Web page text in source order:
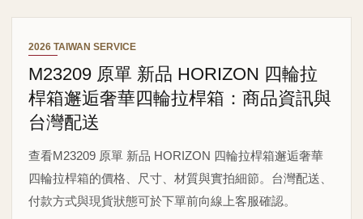
2026 TAIWAN SERVICE
M23209 原單 新品 HORIZON 四輪拉
桿箱邂逅奢華四輪拉桿箱：商品資訊與
台灣配送
查看M23209 原單 新品 HORIZON 四輪拉桿箱邂逅奢華
四輪拉桿箱的價格、尺寸、材質與實拍細節。台灣配送、
付款方式與現貨狀態可於下單前向線上客服確認。